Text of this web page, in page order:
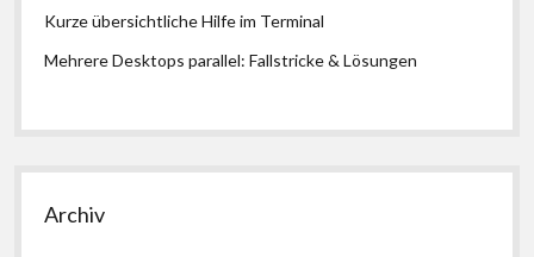
Kurze übersichtliche Hilfe im Terminal
Mehrere Desktops parallel: Fallstricke & Lösungen
Archiv